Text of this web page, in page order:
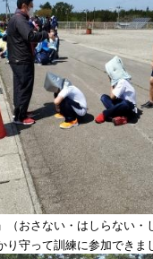
（おさない・はしらない・
り守って訓練に参加できま